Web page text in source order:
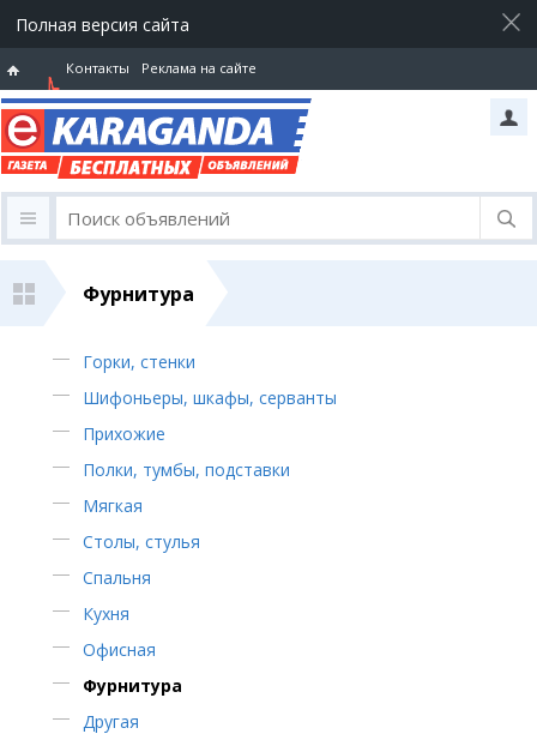
Полная версия сайта
Горячая
линия
Контакты Реклама на сайте
Фурнитура
Горки, стенки
Шифоньеры, шкафы, серванты
Прихожие
Полки, тумбы, подставки
Мягкая
Столы, стулья
Спальня
Кухня
Офисная
Фурнитура
Другая